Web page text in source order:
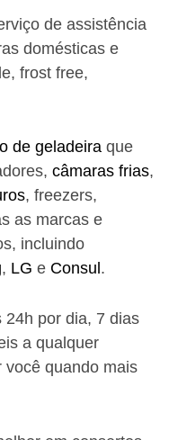
de assistência
domésticas e
frost free,
de geladeira que
câmaras frias,
, freezers,
as marcas e
incluindo
, LG e Consul .
24h por dia, 7 dias
a qualquer
você quando mais